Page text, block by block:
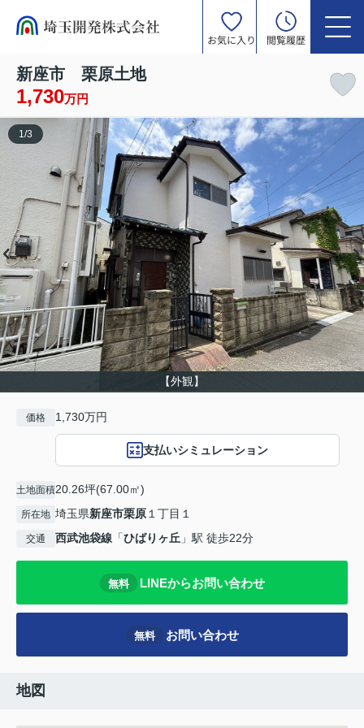
お気に入り 閲覧履歴
新座市 栗原土地
1,730万円
【外観】
1 /3
価格 1,730万円
支払いシミュレーション
土地面積20.26坪(67.00㎡)
所在地 埼玉県新座市栗原 １丁目１
交通 西武池袋線 「ひばりヶ丘 」駅 徒歩22分
無料 LINEからお問い合わせ
無料 お問い合わせ
地図